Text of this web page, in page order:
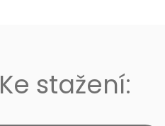
Ke stažení: